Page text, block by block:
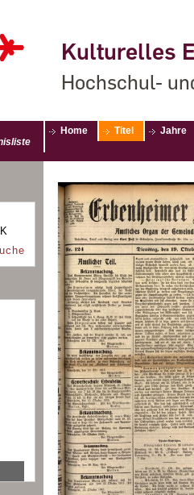
Kulturelles
Hochschul-
Home Titel Jahre